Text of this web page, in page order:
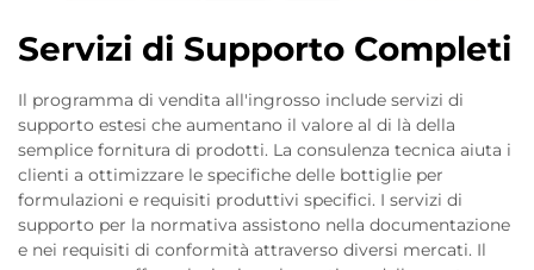
Servizi di Supporto Completi
Il programma di vendita all'ingrosso include servizi di
supporto estesi che aumentano il valore al di là della
semplice fornitura di prodotti. La consulenza tecnica aiuta i
clienti a ottimizzare le specifiche delle bottiglie per
formulazioni e requisiti produttivi specifici. I servizi di
supporto per la normativa assistono nella documentazione
e nei requisiti di conformità attraverso diversi mercati. Il